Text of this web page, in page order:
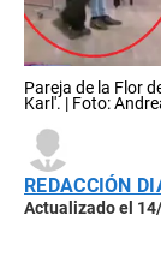
Pareja de la Flor
Karl'. | Foto:
REDACCIÓN
Actualizado el